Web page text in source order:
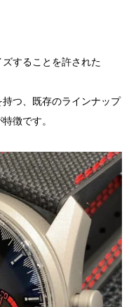
することを許された
つ、既存のラインナップ
徴です。